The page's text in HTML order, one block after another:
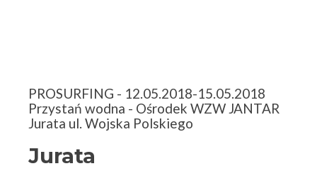
PROSURFING - 12.05.2018-15.05.2018
Przystań wodna - Ośrodek WZW JANTAR
Jurata ul. Wojska Polskiego
Jurata